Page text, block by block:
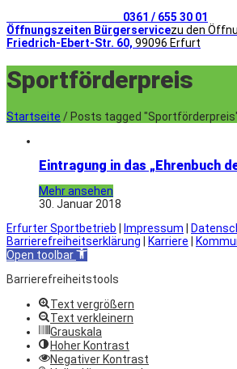
0361 / 655 30 01
Öffnungszeiten Bürgerservicezu den
Friedrich-Ebert-Str. 60, 99096 Erfurt
Sportförderpreis
Startseite / Posts tagged
Eintragung in das „Ehrenbuch
Mehr ansehen
30. Januar 2018
Erfurter Sportbetrieb
Impressum
Barrierefreiheitserklärung
Karriere
Open toolbar
Barrierefreiheitstools
Text vergrößern
Text verkleinern
Grauskala
Hoher Kontrast
Negativer Kontrast